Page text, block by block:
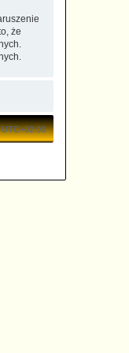
że
UTC+02:00